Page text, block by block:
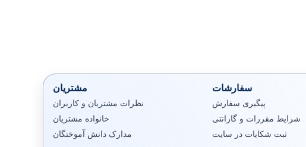
سفارشات
پیگیری سفارش
شرایط مقررات و گارانتی
ثبت شکایات در سایت
مشتریان
نظرات مشتریان و کاربران
خانواده مشتریان
مدارک دانش آموختگان